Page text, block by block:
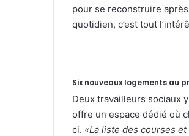
pour se reconstruire
quotidien, c’est tout
Six nouveaux logements au
Deux travailleurs sociaux
offre un espace dédié où
ci. «La liste des courses